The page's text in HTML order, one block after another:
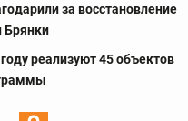
за восстановление
реализуют 45 объектов